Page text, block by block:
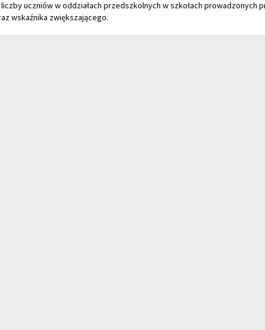
uczniów w oddziałach przedszkolnych w szkołach prowadzonych
wskaźnika zwiększającego.